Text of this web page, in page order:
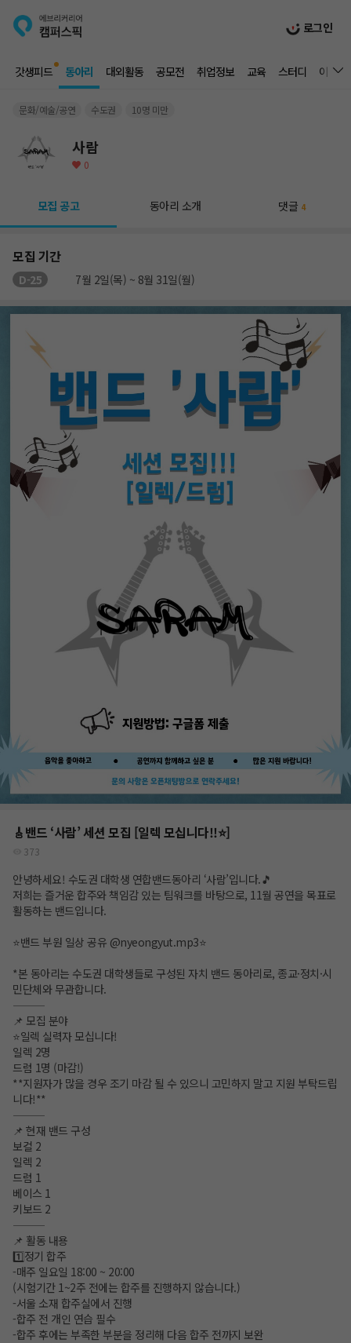
로그인
갓생피드 동아리 대외활동 공모전 취업정보 교육 스터디 이벤트
문화/예술/공연 수도권 10명 미만
사람
0
모집 공고 동아리 소개 댓글 4
모집 기간
D-25 7월 2일(목) ~ 8월 31일(월)
🎸밴드 ‘사람’ 세션 모집 [일렉 모십니다!!⭐️]
373
안녕하세요! 수도권 대학생 연합밴드동아리 ‘사람’입니다.🎵
저희는 즐거운 합주와 책임감 있는 팀워크를 바탕으로, 11월 공연을 목표로
활동하는 밴드입니다.
⭐️밴드 부원 일상 공유 @nyeongyut.mp3⭐️
*본 동아리는 수도권 대학생들로 구성된 자치 밴드 동아리로, 종교·정치·시
민단체와 무관합니다.
⸻
📌 모집 분야
⭐️일렉 실력자 모십니다!
일렉 2명
드럼 1명 (마감!)
**지원자가 많을 경우 조기 마감 될 수 있으니 고민하지 말고 지원 부탁드립
니다!**
⸻
📌 현재 밴드 구성
보컬 2
일렉 2
드럼 1
베이스 1
키보드 2
⸻
📌 활동 내용
1️⃣정기 합주
-매주 일요일 18:00 ~ 20:00
(시험기간 1~2주 전에는 합주를 진행하지 않습니다.)
-서울 소재 합주실에서 진행
-합주 전 개인 연습 필수
-합주 후에는 부족한 부분을 정리해 다음 합주 전까지 보완